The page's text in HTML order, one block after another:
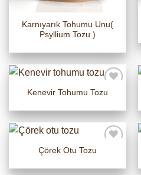
Karnıyarık Tohumu Unu(
Psyllium Tozu )
Kenevir Tohumu Tozu
Çörek Otu Tozu